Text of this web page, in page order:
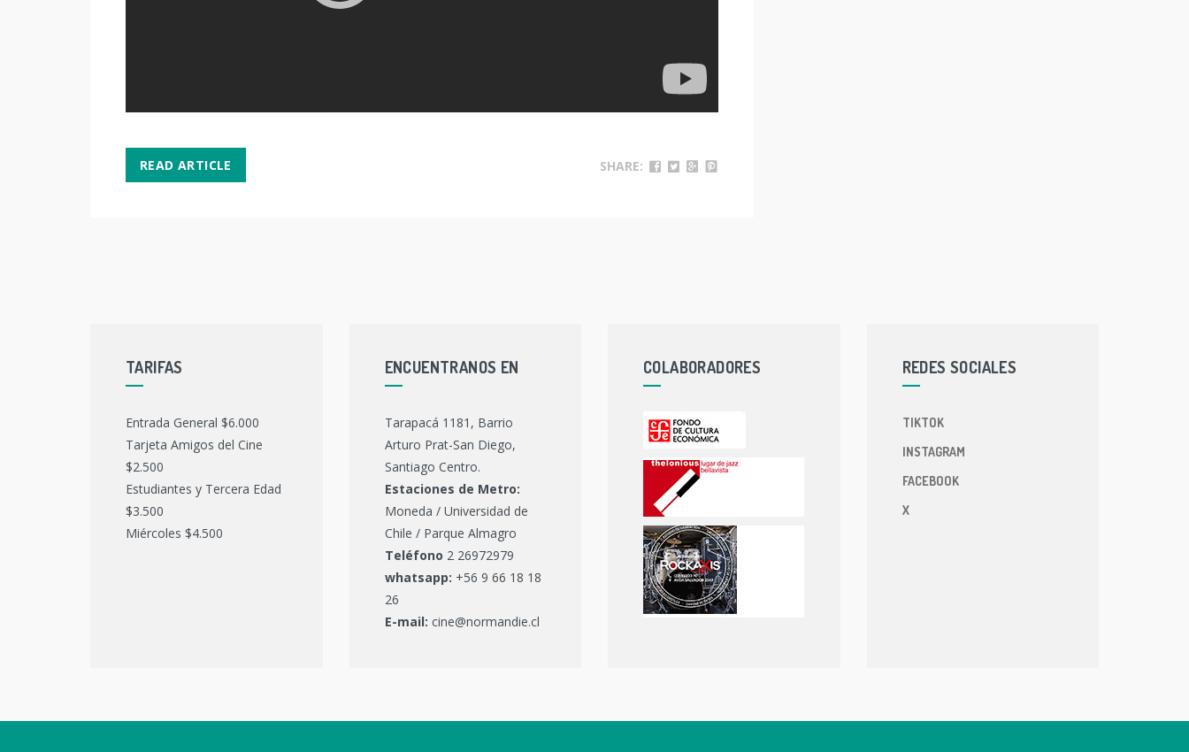
READ ARTICLE SHARE:
TARIFAS
Entrada General $6.000
Tarjeta Amigos del Cine
$2.500
Estudiantes y Tercera Edad
$3.500
Miércoles $4.500
ENCUENTRANOS EN
Tarapacá 1181, Barrio
Arturo Prat-San Diego,
Santiago Centro.
Estaciones de Metro:
Moneda / Universidad de
Chile / Parque Almagro
Teléfono 2 26972979
whatsapp: +56 9 66 18 18
26
E-mail: cine@normandie.cl
COLABORADORES REDES SOCIALES
TIKTOK
INSTAGRAM
FACEBOOK
X